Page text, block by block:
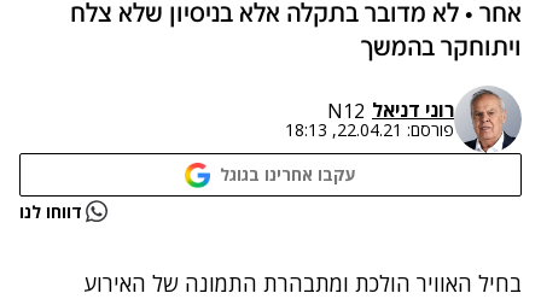
אחר • לא מדובר בתקלה אלא בניסיון שלא צלח
ויתוחקר בהמשך
רוני דניאל N12
פורסם: 22.04.21, 18:13
עקבו אחרינו בגוגל
נתקלנו בבעיה דווחו לנו
בחיל האוויר הולכת ומתבהרת התמונה של האירוע